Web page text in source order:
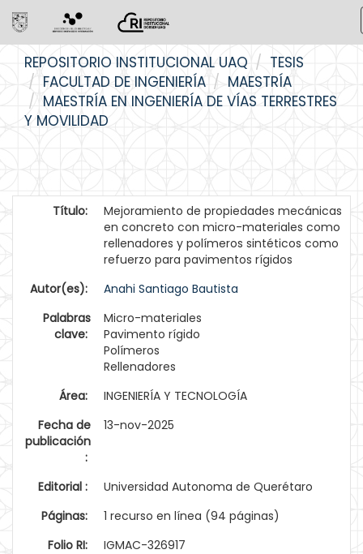
navigation
REPOSITORIO INSTITUCIONAL UAQ
TESIS
FACULTAD DE INGENIERÍA
MAESTRÍA
MAESTRÍA EN INGENIERÍA DE VÍAS TERRESTRES
Y MOVILIDAD
Título:
Mejoramiento de propiedades mecánicas
en concreto con micro-materiales como
rellenadores y polímeros sintéticos como
refuerzo para pavimentos rígidos
Autor(es):
Anahi Santiago Bautista
Palabras
clave:
Micro-materiales
Pavimento rígido
Polímeros
Rellenadores
Área:
INGENIERÍA Y TECNOLOGÍA
Fecha de
publicación
:
13-nov-2025
Editorial :
Universidad Autonoma de Querétaro
Páginas:
1 recurso en línea (94 páginas)
Folio RI:
IGMAC-326917